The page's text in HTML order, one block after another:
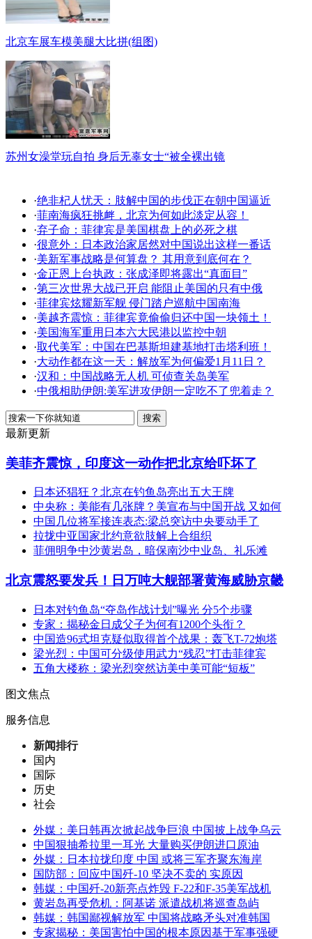
北京车展车模美腿大比拼(组图)
苏州女澡堂玩自拍 身后无辜女士“被全裸出镜
·绝非杞人忧天：肢解中国的步伐正在朝中国逼近
·菲南海疯狂挑衅，北京为何如此淡定从容！
·弃子命：菲律宾是美国棋盘上的必死之棋
·很意外：日本政治家居然对中国说出这样一番话
·美新军事战略是何算盘？ 其用意到底何在？
·金正恩上台执政：张成泽即将露出“真面目”
·第三次世界大战已开启 能阻止美国的只有中俄
·菲律宾炫耀新军舰 侵门踏户巡航中国南海
·美越齐震惊：菲律宾竟偷偷归还中国一块领土！
·美国海军重用日本六大民港以监控中朝
·取代美军：中国在巴基斯坦建基地打击塔利班！
·大动作都在这一天：解放军为何偏爱1月11日？
·汉和：中国战略无人机 可侦查关岛美军
·中俄相助伊朗:美军进攻伊朗一定吃不了兜着走？
最新更新
美菲齐震惊，印度这一动作把北京给吓坏了
日本还猖狂？北京在钓鱼岛亮出五大王牌
中央称：美能有几张牌？美宣布与中国开战 又如何
中国几位将军接连表态:梁总突访中央要动手了
拉拢中亚国家北约意欲肢解上合组织
菲佣明争中沙黄岩岛，暗保南沙中业岛、礼乐滩
北京震怒要发兵！日万吨大舰部署黄海威胁京畿
日本对钓鱼岛“夺岛作战计划”曝光 分5个步骤
专家：揭秘金日成父子为何有1200个头衔？
中国造96式坦克疑似取得首个战果：轰飞T-72炮塔
梁光烈：中国可分级使用武力“残忍”打击菲律宾
五角大楼称：梁光烈突然访美中美可能“短板”
图文焦点
服务信息
新闻排行
国内
国际
历史
社会
外媒：美日韩再次掀起战争巨浪 中国披上战争乌云
中国狠抽希拉里一耳光 大量购买伊朗进口原油
外媒：日本拉拢印度 中国 或将三军齐聚东海岸
国防部：回应中国歼-10 坚决不卖的 实原因
韩媒：中国歼-20新亮点炸毁 F-22和F-35美军战机
黄岩岛再受危机：阿基诺 派遣战机将巡查岛屿
韩媒：韩国鄙视解放军 中国将战略矛头对准韩国
专家揭秘：美国害怕中国的根本原因基于军事强硬